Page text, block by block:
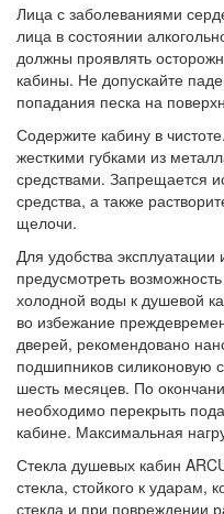
Лица с заболеваниями
лица в состоянии
должны проявлять
кабины. Не допускайте
попадания песка на
Содержите кабину в
жесткими губками из
средствами. Запрещается
средства, а также
щелочи.
Для удобства
предусмотреть
холодной воды к душевой
во избежание
дверей, рекомендовано
подшипников силиконовую
шесть месяцев. По
необходимо перекрыть
кабине. Максимальная
Стекла душевых кабин
стекла, стойкого к ударам,
стекла и при повреждении